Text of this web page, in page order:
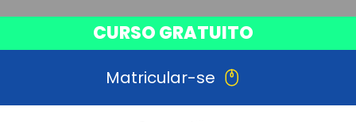
CURSO GRATUITO
Matricular-se